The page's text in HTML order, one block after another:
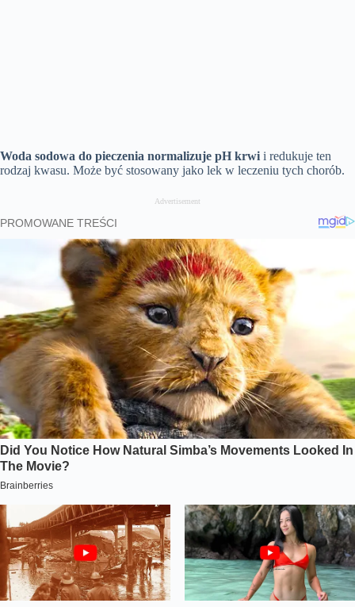
Woda sodowa do pieczenia normalizuje pH krwi i redukuje ten
rodzaj kwasu. Może być stosowany jako lek w leczeniu tych chorób.
Advertisement